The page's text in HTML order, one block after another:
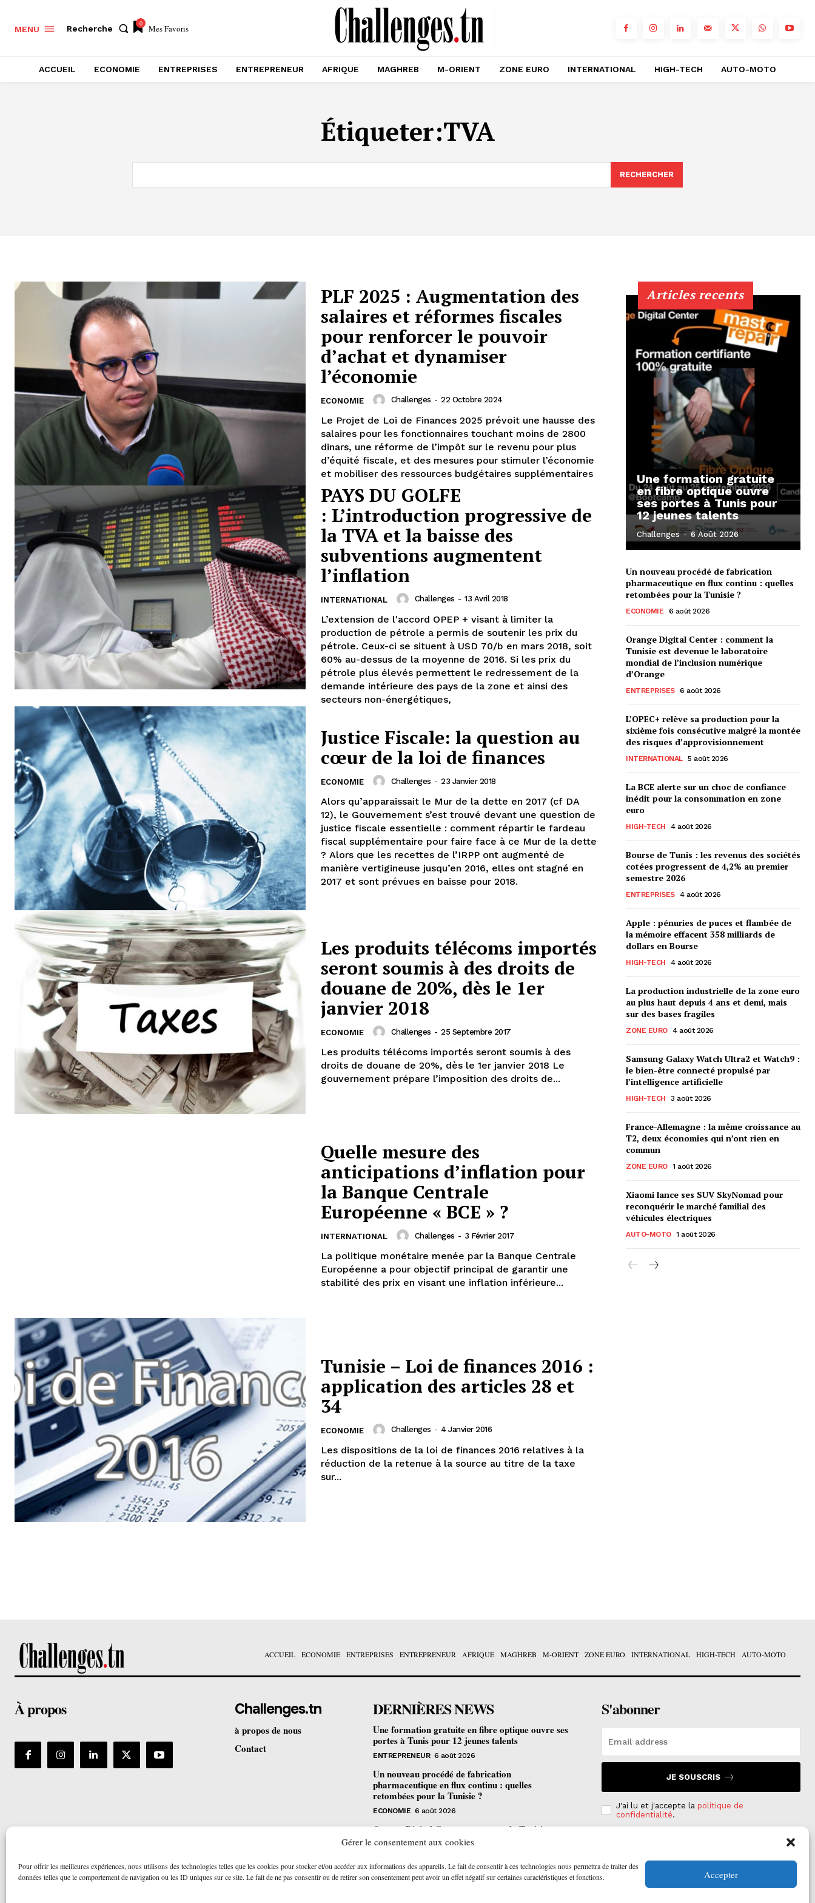
Gérer le consentement aux cookies
Pour offrir les meilleures expériences, nous utilisons des technologies telles que les cookies pour stocker et/ou accéder aux informations des appareils. Le fait de consentir à ces technologies nous permettra de traiter des
données telles que le comportement de navigation ou les ID uniques sur ce site. Le fait de ne pas consentir ou de retirer son consentement peut avoir un effet négatif sur certaines caractéristiques et fonctions.
Accepter
MENU Recherche
0 Mes Favoris
ACCUEIL ECONOMIE ENTREPRISES ENTREPRENEUR AFRIQUE MAGHREB M-ORIENT ZONE EURO INTERNATIONAL HIGH-TECH AUTO-MOTO
Étiqueter:TVA
RECHERCHER
PLF 2025 : Augmentation des
salaires et réformes fiscales
pour renforcer le pouvoir
d’achat et dynamiser
l’économie
ECONOMIE Challenges - 22 Octobre 2024
Le Projet de Loi de Finances 2025 prévoit une hausse des
salaires pour les fonctionnaires touchant moins de 2800
dinars, une réforme de l’impôt sur le revenu pour plus
d’équité fiscale, et des mesures pour stimuler l’économie
et mobiliser des ressources budgétaires supplémentaires
PAYS DU GOLFE
: L’introduction progressive de
la TVA et la baisse des
subventions augmentent
l’inflation
INTERNATIONAL Challenges - 13 Avril 2018
L’extension de l'accord OPEP + visant à limiter la
production de pétrole a permis de soutenir les prix du
pétrole. Ceux-ci se situent à USD 70/b en mars 2018, soit
60% au-dessus de la moyenne de 2016. Si les prix du
pétrole plus élevés permettent le redressement de la
demande intérieure des pays de la zone et ainsi des
secteurs non-énergétiques,
Justice Fiscale: la question au
cœur de la loi de finances
ECONOMIE Challenges - 23 Janvier 2018
Alors qu’apparaissait le Mur de la dette en 2017 (cf DA
12), le Gouvernement s’est trouvé devant une question de
justice fiscale essentielle : comment répartir le fardeau
fiscal supplémentaire pour faire face à ce Mur de la dette
? Alors que les recettes de l’IRPP ont augmenté de
manière vertigineuse jusqu’en 2016, elles ont stagné en
2017 et sont prévues en baisse pour 2018.
Les produits télécoms importés
seront soumis à des droits de
douane de 20%, dès le 1er
janvier 2018
ECONOMIE Challenges - 25 Septembre 2017
Les produits télécoms importés seront soumis à des
droits de douane de 20%, dès le 1er janvier 2018 Le
gouvernement prépare l’imposition des droits de...
Quelle mesure des
anticipations d’inflation pour
la Banque Centrale
Européenne « BCE » ?
INTERNATIONAL Challenges - 3 Février 2017
La politique monétaire menée par la Banque Centrale
Européenne a pour objectif principal de garantir une
stabilité des prix en visant une inflation inférieure...
Tunisie – Loi de finances 2016 :
application des articles 28 et
34
ECONOMIE Challenges - 4 Janvier 2016
Les dispositions de la loi de finances 2016 relatives à la
réduction de la retenue à la source au titre de la taxe
sur...
Articles recents
Une formation gratuite
en fibre optique ouvre
ses portes à Tunis pour
12 jeunes talents
Challenges - 6 Août 2026
Un nouveau procédé de fabrication
pharmaceutique en flux continu : quelles
retombées pour la Tunisie ?
ECONOMIE 6 août 2026
Orange Digital Center : comment la
Tunisie est devenue le laboratoire
mondial de l’inclusion numérique
d’Orange
ENTREPRISES 6 août 2026
L’OPEC+ relève sa production pour la
sixième fois consécutive malgré la montée
des risques d’approvisionnement
INTERNATIONAL 5 août 2026
La BCE alerte sur un choc de confiance
inédit pour la consommation en zone
euro
HIGH-TECH 4 août 2026
Bourse de Tunis : les revenus des sociétés
cotées progressent de 4,2% au premier
semestre 2026
ENTREPRISES 4 août 2026
Apple : pénuries de puces et flambée de
la mémoire effacent 358 milliards de
dollars en Bourse
HIGH-TECH 4 août 2026
La production industrielle de la zone euro
au plus haut depuis 4 ans et demi, mais
sur des bases fragiles
ZONE EURO 4 août 2026
Samsung Galaxy Watch Ultra2 et Watch9 :
le bien-être connecté propulsé par
l’intelligence artificielle
HIGH-TECH 3 août 2026
France-Allemagne : la même croissance au
T2, deux économies qui n’ont rien en
commun
ZONE EURO 1 août 2026
Xiaomi lance ses SUV SkyNomad pour
reconquérir le marché familial des
véhicules électriques
AUTO-MOTO 1 août 2026
ACCUEIL ECONOMIE ENTREPRISES ENTREPRENEUR AFRIQUE MAGHREB M-ORIENT ZONE EURO INTERNATIONAL HIGH-TECH AUTO-MOTO
À propos Challenges.tn
à propos de nous
Contact
DERNIÈRES NEWS
Une formation gratuite en fibre optique ouvre ses
portes à Tunis pour 12 jeunes talents
ENTREPRENEUR 6 août 2026
Un nouveau procédé de fabrication
pharmaceutique en flux continu : quelles
retombées pour la Tunisie ?
ECONOMIE 6 août 2026
Orange Digital Center : comment la Tunisie est
devenue le laboratoire mondial de l’inclusion
ENTREPRISES 6 août 2026
S'abonner
JE SOUSCRIS
J'ai lu et j'accepte la politique de
confidentialité.